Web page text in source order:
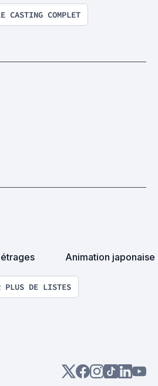
CASTING COMPLET
Animation japonaise
PLUS DE LISTES